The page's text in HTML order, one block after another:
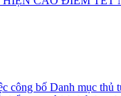
bố Danh mục thủ